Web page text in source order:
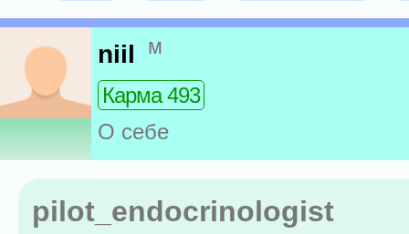
niil м
Карма 493
О себе
pilot_endocrinologist